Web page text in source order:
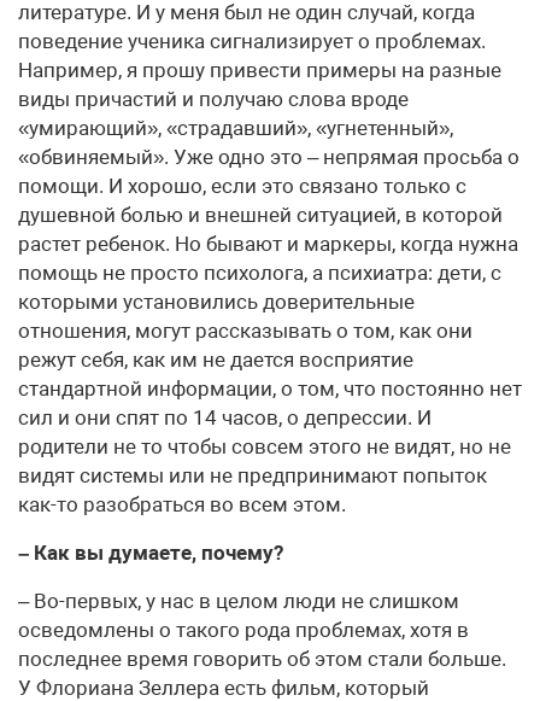
литературе. И у меня был не один случай, когда
поведение ученика сигнализирует о проблемах.
Например, я прошу привести примеры на разные
виды причастий и получаю слова вроде
«умирающий», «страдавший», «угнетенный»,
«обвиняемый». Уже одно это – непрямая просьба о
помощи. И хорошо, если это связано только с
душевной болью и внешней ситуацией, в которой
растет ребенок. Но бывают и маркеры, когда нужна
помощь не просто психолога, а психиатра: дети, с
которыми установились доверительные
отношения, могут рассказывать о том, как они
режут себя, как им не дается восприятие
стандартной информации, о том, что постоянно нет
сил и они спят по 14 часов, о депрессии. И
родители не то чтобы совсем этого не видят, но не
видят системы или не предпринимают попыток
как-то разобраться во всем этом.
– Как вы думаете, почему?
– Во-первых, у нас в целом люди не слишком
осведомлены о такого рода проблемах, хотя в
последнее время говорить об этом стали больше.
У Флориана Зеллера есть фильм, который